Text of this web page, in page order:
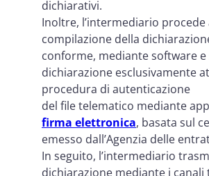
dichiarativi.
Inoltre, l’intermediario procede
compilazione della
conforme, mediante software
dichiarazione esclusivamente
procedura di autenticazione
del file telematico mediante
firma elettronica, basata sul
emesso dall’Agenzia delle
In seguito, l’intermediario
dichiarazione mediante i canali